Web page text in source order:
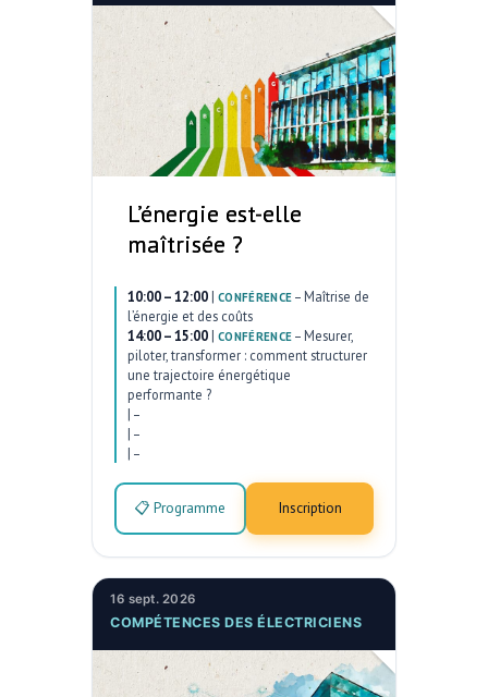
L’énergie est-elle
maîtrisée ?
10:00 – 12:00 | CONFÉRENCE – Maîtrise de
l’énergie et des coûts
14:00 – 15:00 | CONFÉRENCE – Mesurer,
piloter, transformer : comment structurer
une trajectoire énergétique
performante ?
| –
| –
| –
📋 Programme Inscription
16 sept. 2026
COMPÉTENCES DES ÉLECTRICIENS